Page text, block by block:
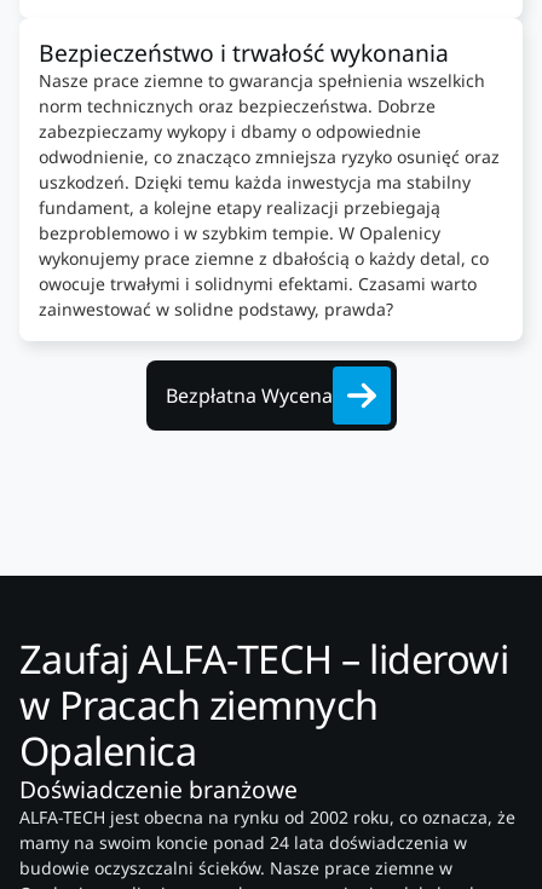
Bezpieczeństwo i trwałość wykonania
Nasze prace ziemne to gwarancja spełnienia wszelkich
norm technicznych oraz bezpieczeństwa. Dobrze
zabezpieczamy wykopy i dbamy o odpowiednie
odwodnienie, co znacząco zmniejsza ryzyko osunięć oraz
uszkodzeń. Dzięki temu każda inwestycja ma stabilny
fundament, a kolejne etapy realizacji przebiegają
bezproblemowo i w szybkim tempie. W Opalenicy
wykonujemy prace ziemne z dbałością o każdy detal, co
owocuje trwałymi i solidnymi efektami. Czasami warto
zainwestować w solidne podstawy, prawda?
Bezpłatna Wycena
Zaufaj ALFA-TECH – liderowi
w Pracach ziemnych
Opalenica
Doświadczenie branżowe
ALFA-TECH jest obecna na rynku od 2002 roku, co oznacza, że
mamy na swoim koncie ponad 24 lata doświadczenia w
budowie oczyszczalni ścieków. Nasze prace ziemne w